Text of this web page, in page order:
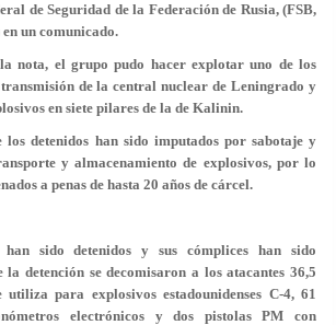
de Seguridad de la Federación de Rusia, (FSB,
un comunicado.
nota, el grupo pudo hacer explotar uno de los
de la central nuclear de Leningrado y
en siete pilares de la de Kalinin.
los detenidos han sido imputados por sabotaje y
y almacenamiento de explosivos, por lo
a penas de hasta 20 años de cárcel.
han sido detenidos y sus cómplices han sido
detención se decomisaron a los atacantes 36,5
para explosivos estadounidenses C-4, 61
electrónicos y dos pistolas PM con